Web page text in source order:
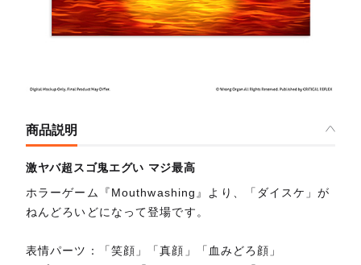
商品説明
激ヤバ超スゴ鬼エグい マジ最高
ホラーゲーム『Mouthwashing』より、「ダイスケ」が
ねんどろいどになって登場です。
表情パーツ：「笑顔」「真顔」「血みどろ顔」